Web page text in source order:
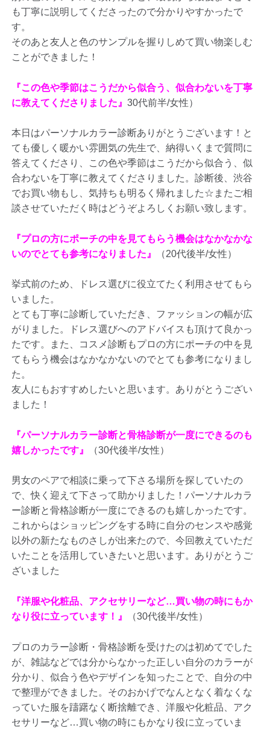
も丁寧に説明してくださったので分かりやすかったで
す。
そのあと友人と色のサンプルを握りしめて買い物楽しむ
ことができました！
『この色や季節はこうだから似合う、似合わないを丁寧
に教えてくださりました』 30代前半/女性）
本日はパーソナルカラー診断ありがとうございます！と
ても優しく暖かい雰囲気の先生で、納得いくまで質問に
答えてくださり、この色や季節はこうだから似合う、似
合わないを丁寧に教えてくださりました。診断後、渋谷
でお買い物もし、気持ちも明るく帰れました☆またご相
談させていただく時はどうぞよろしくお願い致します。
『プロの方にポーチの中を見てもらう機会はなかなかな
いのでとても参考になりました』
（20代後半/女性）
挙式前のため、ドレス選びに役立てたく利用させてもら
いました。
とても丁寧に診断していただき、ファッションの幅が広
がりました。ドレス選びへのアドバイスも頂けて良かっ
たです。また、コスメ診断もプロの方にポーチの中を見
てもらう機会はなかなかないのでとても参考になりまし
た。
友人にもおすすめしたいと思います。ありがとうござい
ました！
『パーソナルカラー診断と骨格診断が一度にできるのも
嬉しかったです』
（30代後半/女性）
男女のペアで相談に乗って下さる場所を探していたの
で、快く迎えて下さって助かりました！パーソナルカラ
ー診断と骨格診断が一度にできるのも嬉しかったです。
これからはショッピングをする時に自分のセンスや感覚
以外の新たなものさしが出来たので、今回教えていただ
いたことを活用していきたいと思います。ありがとうご
ざいました
『洋服や化粧品、アクセサリーなど…買い物の時にもか
なり役に立っています！』
（30代後半/女性）
プロのカラー診断・骨格診断を受けたのは初めてでした
が、雑誌などでは分からなかった正しい自分のカラーが
分かり、似合う色やデザインを知ったことで、自分の中
で整理ができました。そのおかげでなんとなく着なくな
っていた服を躊躇なく断捨離でき、洋服や化粧品、アク
セサリーなど…買い物の時にもかなり役に立っていま